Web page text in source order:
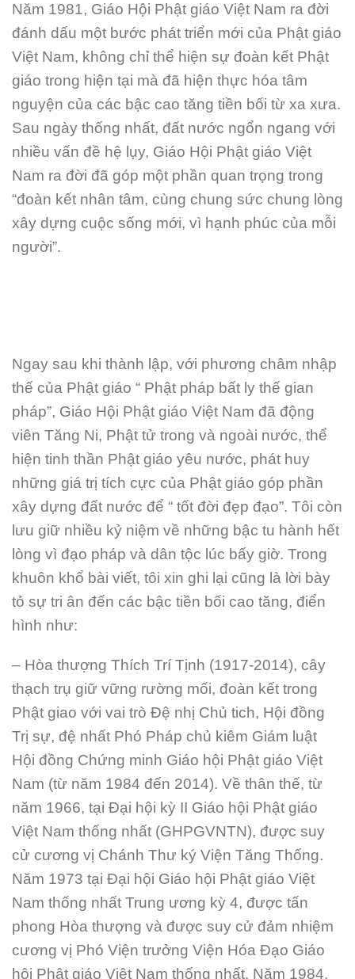
Năm 1981, Giáo Hội Phật giáo Việt Nam ra đời
đánh dấu một bước phát triển mới của Phật giáo
Việt Nam, không chỉ thể hiện sự đoàn kết Phật
giáo trong hiện tại mà đã hiện thực hóa tâm
nguyện của các bậc cao tăng tiền bối từ xa xưa.
Sau ngày thống nhất, đất nước ngổn ngang với
nhiều vấn đề hệ lụy, Giáo Hội Phật giáo Việt
Nam ra đời đã góp một phần quan trọng trong
“đoàn kết nhân tâm, cùng chung sức chung lòng
xây dựng cuộc sống mới, vì hạnh phúc của mỗi
người”.
Ngay sau khi thành lập, với phương châm nhập
thế của Phật giáo “ Phật pháp bất ly thế gian
pháp”, Giáo Hội Phật giáo Việt Nam đã động
viên Tăng Ni, Phật tử trong và ngoài nước, thể
hiện tinh thần Phật giáo yêu nước, phát huy
những giá trị tích cực của Phật giáo góp phần
xây dựng đất nước để “ tốt đời đẹp đạo”. Tôi còn
lưu giữ nhiều kỷ niệm về những bậc tu hành hết
lòng vì đạo pháp và dân tộc lúc bấy giờ. Trong
khuôn khổ bài viết, tôi xin ghi lại cũng là lời bày
tỏ sự tri ân đến các bậc tiền bối cao tăng, điển
hình như:
– Hòa thượng Thích Trí Tịnh (1917-2014), cây
thạch trụ giữ vững rường mối, đoàn kết trong
Phật giao với vai trò Đệ nhị Chủ tich, Hội đồng
Trị sự, đệ nhất Phó Pháp chủ kiêm Giám luật
Hội đồng Chứng minh Giáo hội Phật giáo Việt
Nam (từ năm 1984 đến 2014). Về thân thế, từ
năm 1966, tại Đại hội kỳ II Giáo hội Phật giáo
Việt Nam thống nhất (GHPGVNTN), được suy
cử cương vị Chánh Thư ký Viện Tăng Thống.
Năm 1973 tại Đại hội Giáo hội Phật giáo Việt
Nam thống nhất Trung ương kỳ 4, được tấn
phong Hòa thượng và được suy cử đảm nhiệm
cương vị Phó Viện trưởng Viện Hóa Đạo Giáo
hội Phật giáo Việt Nam thống nhất. Năm 1984,